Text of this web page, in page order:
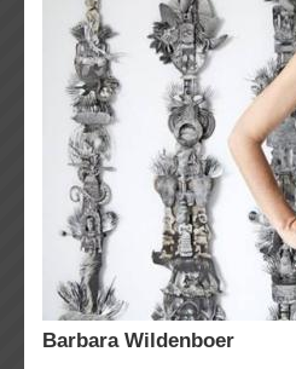
Barbara Wildenboer